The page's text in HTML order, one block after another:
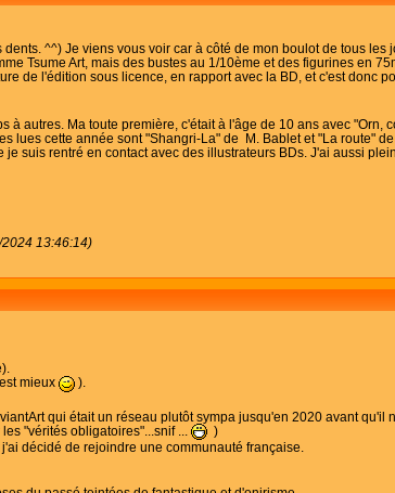
^^) Je viens vous voir car à côté de mon boulot de tous
Tsume Art, mais des bustes au 1/10ème et des figurines en
de l'édition sous licence, en rapport avec la BD, et c'est donc
à autres. Ma toute première, c'était à l'âge de 10 ans avec
lues cette année sont "Shangri-La" de M. Bablet et "La route"
suis rentré en contact avec des illustrateurs BDs. J'ai aussi
13:46:14)
mieux
).
qui était un réseau plutôt sympa jusqu'en 2020 avant
"vérités obligatoires"...snif ...
)
décidé de rejoindre une communauté française.